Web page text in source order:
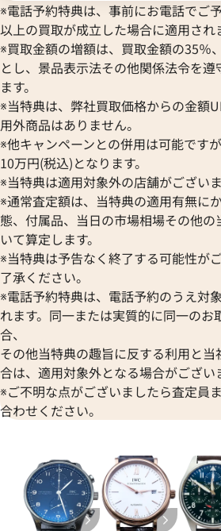
ィノ クロノ IW391006
格
日時点の参考買取価格です
参考
※2026
※電話予約特典は、事前にお電話でご
以上の買取が成立した場合に適用され
※買取金額の増額は、買取金額の35％
とし、景品表示法その他関係法令を
ます。
※当特典は、弊社買取価格からの金額
用外商品はありません。
※他キャンペーンとの併用は可能です
10万円(税込)となります。
※当特典は適用対象外の店舗がございま
※通常査定額は、当特典の適用有無に
態、付属品、当日の市場相場その他
いて算定します。
※当特典は予告なく終了する可能性が
了承ください。
※電話予約特典は、電話予約のうえ対
れます。同一または実質的に同一の
合、
その他当特典の趣旨に反する利用と
合は、適用対象外となる場合がござい
※ご不明な点がございましたら査定員
合わせください。